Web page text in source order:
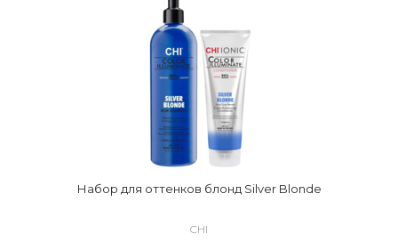
Набор для оттенков блонд Silver Blonde
CHI